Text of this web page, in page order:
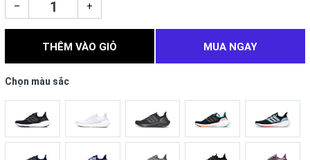
– +
THÊM VÀO GIỎ MUA NGAY
Chọn màu sắc